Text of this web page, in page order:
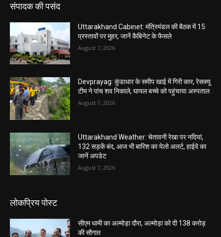
संपादक की पसंद
Uttarakhand Cabinet: मंत्रिमंडल की बैठक में 15
प्रस्तावों पर मुहर, जानें कैबिनेट के फैसले
August 7, 2026
Devprayag: कुंडाधार के समीप खाई में गिरी कार, रेसक्यू
टीम ने पांच शव निकाले, घायल बच्चे को पहुंचाया अस्पताल
August 7, 2026
Uttarakhand Weather: चेतावनी रेखा पर नदियां,
132 सड़कें बंद, आज भी बारिश का येलो अलर्ट, हाईवे का
जानें अपडेट
August 7, 2026
लोकप्रिय पोस्ट
सीएम धामी का अल्मोड़ा दौरा, अल्मोड़ा को दी 138 करोड़
की सौगात